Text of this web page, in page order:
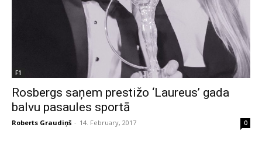
F1
Rosbergs saņem prestižo ‘Laureus’ gada
balvu pasaules sportā
Roberts Graudiņš - 14. February, 2017 0